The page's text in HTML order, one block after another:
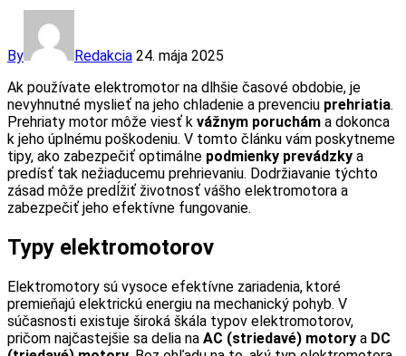
By Redakcia 24. mája 2025
Ak používate elektromotor na dlhšie časové obdobie, je
nevyhnutné myslieť na jeho chladenie a prevenciu prehriatia.
Prehriaty motor môže viesť k vážnym poruchám a dokonca
k jeho úplnému poškodeniu. V tomto článku vám poskytneme
tipy, ako zabezpečiť optimálne podmienky prevádzky a
predísť tak nežiaducemu prehrievaniu. Dodržiavanie týchto
zásad môže predĺžiť životnosť vášho elektromotora a
zabezpečiť jeho efektívne fungovanie.
Typy elektromotorov
Elektromotory sú vysoce efektívne zariadenia, ktoré
premieňajú elektrickú energiu na mechanický pohyb. V
súčasnosti existuje široká škála typov elektromotorov,
pričom najčastejšie sa delia na AC (striedavé) motory a DC